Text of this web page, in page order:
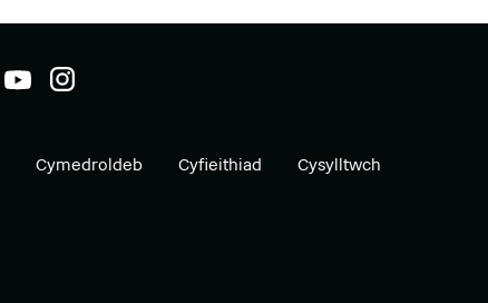
Cymedroldeb Cyfieithiad
Cysylltwch